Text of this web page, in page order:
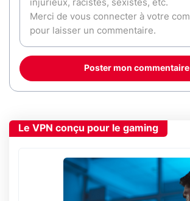
Poster mon commentaire
Le VPN conçu pour le gaming